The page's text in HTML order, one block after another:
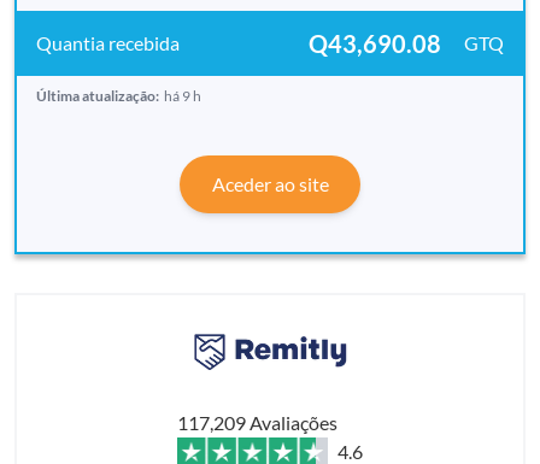
Q43,690.08 GTQ
Última atualização: há 9 h
Aceder ao site
117,209 Avaliações
4.6